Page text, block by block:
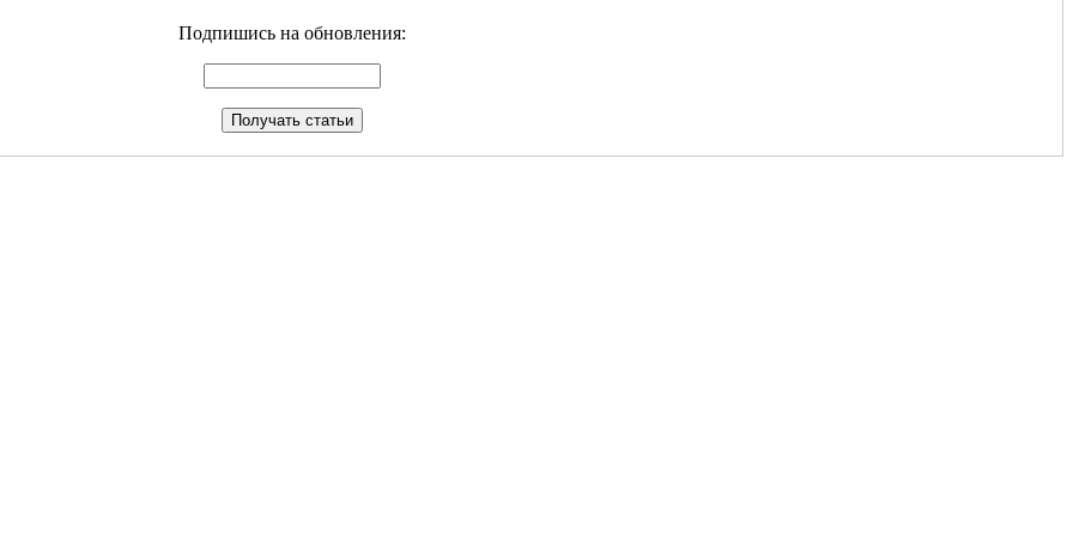
Подпишись на обновления: